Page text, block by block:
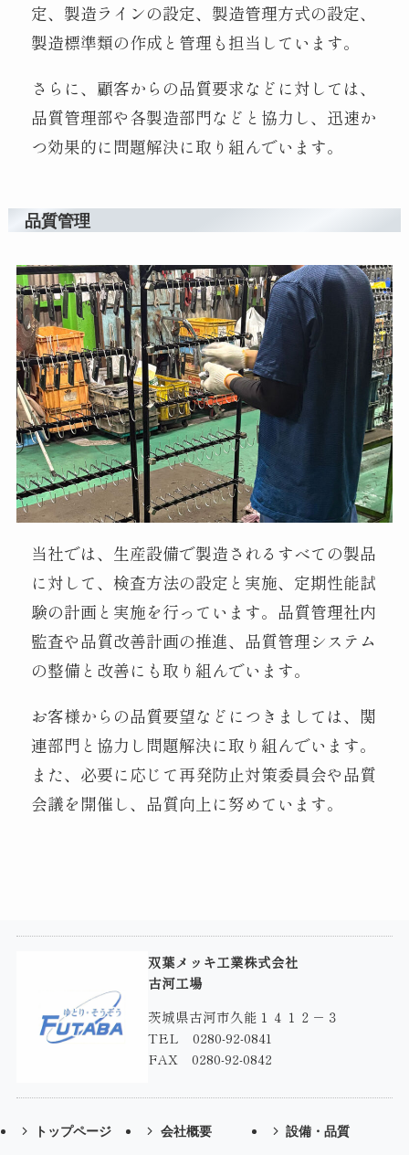
定、製造ラインの設定、製造管理方式の設定、
製造標準類の作成と管理も担当しています。
さらに、顧客からの品質要求などに対しては、
品質管理部や各製造部門などと協力し、迅速か
つ効果的に問題解決に取り組んでいます。
品質管理
当社では、生産設備で製造されるすべての製品
に対して、検査方法の設定と実施、定期性能試
験の計画と実施を行っています。品質管理社内
監査や品質改善計画の推進、品質管理システム
の整備と改善にも取り組んでいます。
お客様からの品質要望などにつきましては、関
連部門と協力し問題解決に取り組んでいます。
また、必要に応じて再発防止対策委員会や品質
会議を開催し、品質向上に努めています。
双葉メッキ工業株式会社
古河工場
茨城県古河市久能１４１２－３
TEL 0280-92-0841
FAX 0280-92-0842
トップページ 会社概要 設備・品質